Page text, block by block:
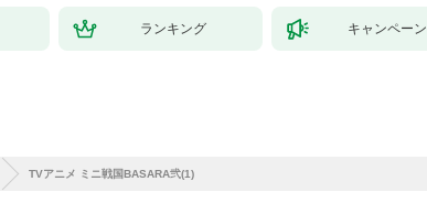
ランキング キャンペーン
TVアニメ ミニ戦国BASARA弐(1)